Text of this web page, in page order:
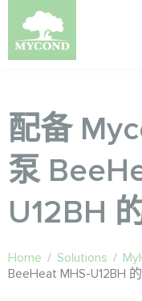
配备
泵
U12BH
Home / Solutions /
BeeHeat MHS-U12BH